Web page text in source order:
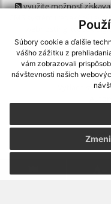
Súbory cookie a ďalšie
vášho zážitku z
vám zobrazovali
návštevnosti našich
využite možnosť
CMS systém (redakčný)
spoločnosť
Vytlačiť